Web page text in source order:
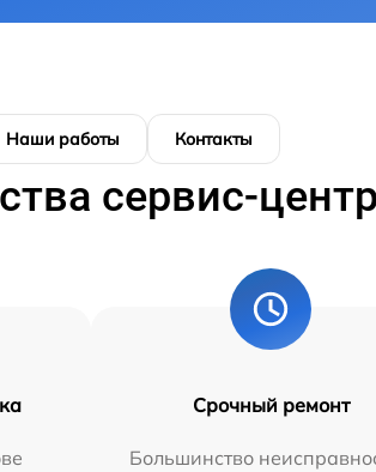
Наши работы Контакты
сервис-
Срочный ремонт
Большинство